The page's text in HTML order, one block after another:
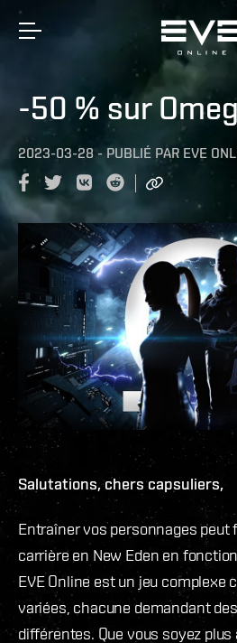
-50 % sur
2023-03-28 - PUBLIÉ PAR EVE
Salutations, chers capsuliers,
Entraîner vos personnages peut
carrière en New Eden en
EVE Online est un jeu complexe
variées, chacune demandant
différentes. Que vous soyez